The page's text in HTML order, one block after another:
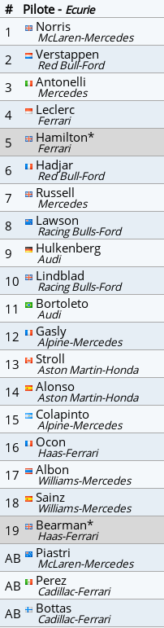
# Pilote - Ecurie
1
Norris
McLaren-Mercedes
2
Verstappen
Red Bull-Ford
3
Antonelli
Mercedes
4
Leclerc
Ferrari
5
Hamilton*
Ferrari
6
Hadjar
Red Bull-Ford
7
Russell
Mercedes
8
Lawson
Racing Bulls-Ford
9
Hulkenberg
Audi
10
Lindblad
Racing Bulls-Ford
11
Bortoleto
Audi
12
Gasly
Alpine-Mercedes
13
Stroll
Aston Martin-Honda
14
Alonso
Aston Martin-Honda
15
Colapinto
Alpine-Mercedes
16
Ocon
Haas-Ferrari
17
Albon
Williams-Mercedes
18
Sainz
Williams-Mercedes
19
Bearman*
Haas-Ferrari
AB
Piastri
McLaren-Mercedes
AB
Perez
Cadillac-Ferrari
AB
Bottas
Cadillac-Ferrari